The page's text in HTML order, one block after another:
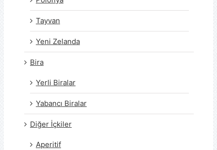
Tayvan
Yeni Zelanda
Bira
Yerli Biralar
Yabancı Biralar
Diğer İçkiler
Aperitif